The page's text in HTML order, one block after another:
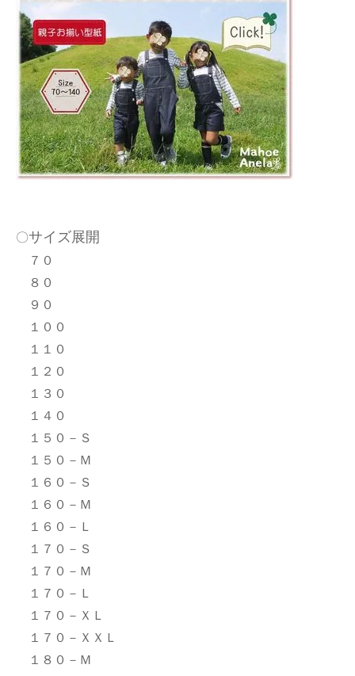
〇サイズ展開
７０
８０
９０
１００
１１０
１２０
１３０
１４０
１５０－Ｓ
１５０－Ｍ
１６０－Ｓ
１６０－Ｍ
１６０－Ｌ
１７０－Ｓ
１７０－Ｍ
１７０－Ｌ
１７０－ＸＬ
１７０－ＸＸＬ
１８０－Ｍ